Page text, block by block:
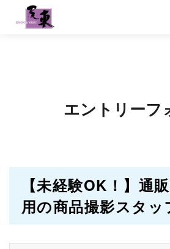
エントリーフ
【未経験OK！】通
用の商品撮影スタッ